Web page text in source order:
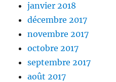
janvier 2018
décembre 2017
novembre 2017
octobre 2017
septembre 2017
août 2017